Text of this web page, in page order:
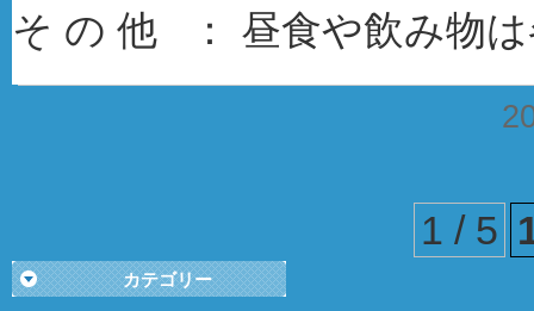
そ の 他 ： 昼食や飲み物
1 / 5
カテゴリー